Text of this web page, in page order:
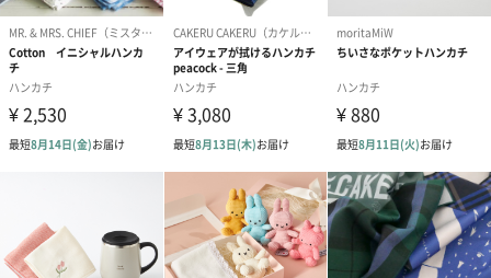
誕生日や結婚祝い・出産祝いなど、様々なシーンのメッセージカ
ードを同梱します。
メッセージカードや封筒のデザインは一部変更する場合がありま
す。